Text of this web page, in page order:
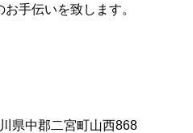
手伝いを致します。
県中郡二宮町山西868